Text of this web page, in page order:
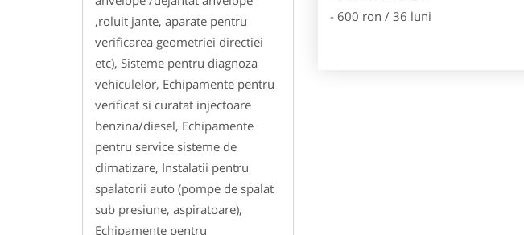
,roluit jante, aparate pentru
verificarea geometriei directiei
etc), Sisteme pentru diagnoza
vehiculelor, Echipamente pentru
verificat si curatat injectoare
benzina/diesel, Echipamente
pentru service sisteme de
climatizare, Instalatii pentru
spalatorii auto (pompe de spalat
sub presiune, aspiratoare),
Echipamente pentru
- 600 ron / 36 luni